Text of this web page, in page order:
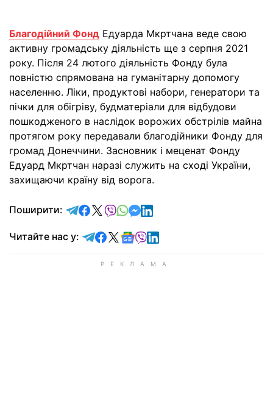
Благодійний Фонд Едуарда Мкртчана веде свою
активну громадську діяльність ще з серпня 2021
року. Після 24 лютого діяльність Фонду була
повністю спрямована на гуманітарну допомогу
населенню. Ліки, продуктові набори, генератори та
пічки для обігріву, будматеріали для відбудови
пошкодженого в наслідок ворожих обстрілів майна
протягом року передавали благодійники Фонду для
громад Донеччини. Засновник і меценат Фонду
Едуард Мкртчан наразі служить на сході України,
захищаючи країну від ворога.
Поширити: відправити у Telegram
поділитись у Facebook
поділитись у X
відправити у Viber
відправити у Whatsapp
відправити у Messenger
відправити у LinkedIn
Читайте нас у: Читайте у Telegram
Читайте у Facebook
Читайте у X
Читайте у Google news
Читайте у Viber
Читайте у LinkedIn